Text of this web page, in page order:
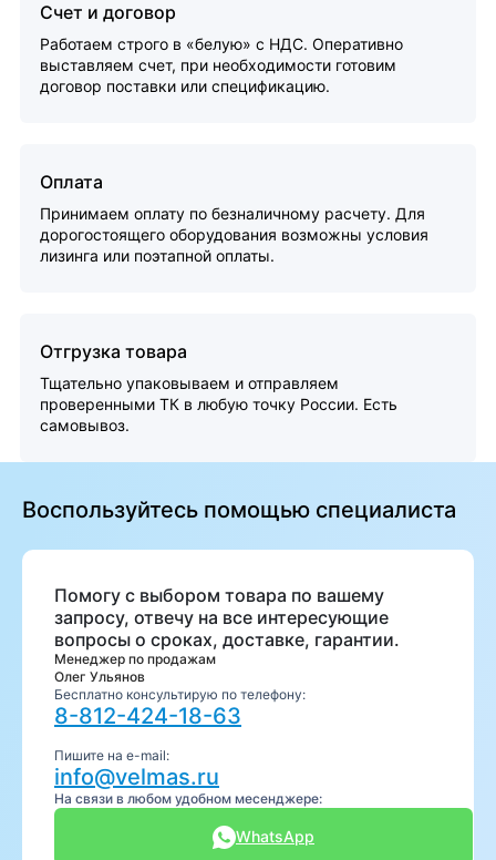
Счет и договор
Работаем строго в «белую» с НДС. Оперативно
выставляем счет, при необходимости готовим
договор поставки или спецификацию.
Оплата
Принимаем оплату по безналичному расчету. Для
дорогостоящего оборудования возможны условия
лизинга или поэтапной оплаты.
Отгрузка товара
Тщательно упаковываем и отправляем
проверенными ТК в любую точку России. Есть
самовывоз.
Воспользуйтесь помощью специалиста
Помогу с выбором товара по вашему
запросу, отвечу на все интересующие
вопросы о сроках, доставке, гарантии.
Менеджер по продажам
Олег Ульянов
Бесплатно консультирую по телефону:
8-812-424-18-63
Пишите на e-mail:
info@velmas.ru
На связи в любом удобном месенджере:
WhatsApp